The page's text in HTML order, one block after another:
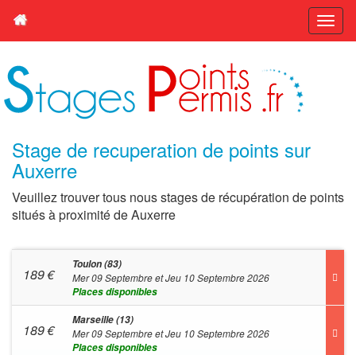
Stage de recuperation de points sur
Auxerre
Veuillez trouver tous nous stages de récupération de points
situés à proximité de Auxerre
189€
Toulon (83)
Mer 09 Septembre et Jeu 10 Septembre 2026
Places disponibles
189€
Marseille (13)
Mer 09 Septembre et Jeu 10 Septembre 2026
Places disponibles